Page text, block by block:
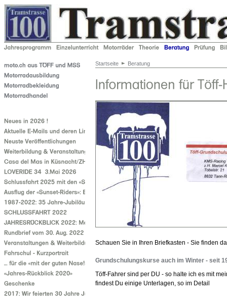
Startseite Beratung
Schauen Sie in Ihren Briefkasten - Sie finden
Grundschulungskurse auch im Winter - seit
Töff-Fahrer sind per DU - so halte ich es mit
findest Du einige Unterlagen, so im Detail